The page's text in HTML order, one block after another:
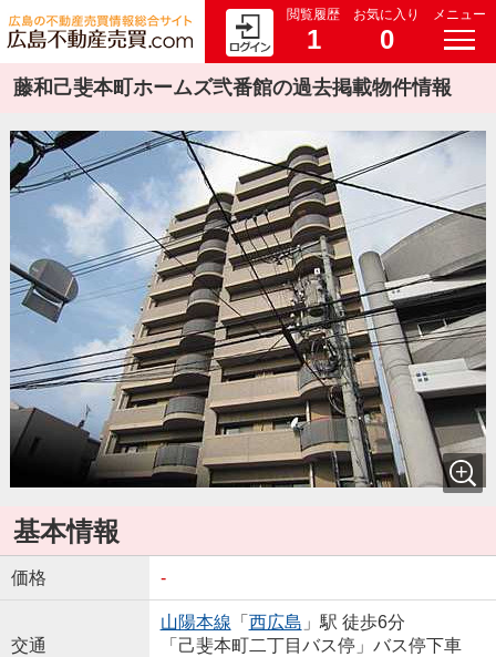
閲覧履歴
1
お気に入り
0
メニュー
藤和己斐本町ホームズ弐番館の過去掲載物件情報
基本情報
価格 -
交通
山陽本線 「 西広島 」駅 徒歩6分
「己斐本町二丁目バス停」バス停下車